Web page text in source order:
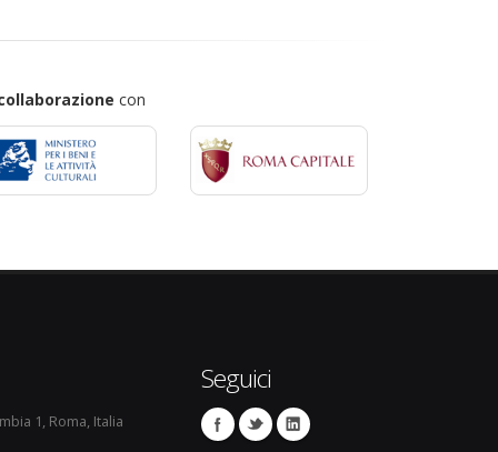
con
1, Roma, Italia
Seguici